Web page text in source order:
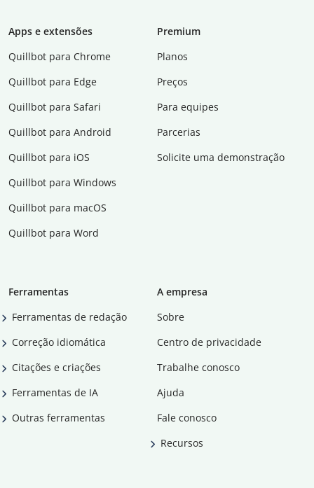
Apps e extensões
Quillbot para Chrome
Quillbot para Edge
Quillbot para Safari
Quillbot para Android
Quillbot para iOS
Quillbot para Windows
Quillbot para macOS
Quillbot para Word
Premium
Planos
Preços
Para equipes
Parcerias
Solicite uma demonstração
Ferramentas
Ferramentas de redação
Correção idiomática
Citações e criações
Ferramentas de IA
Outras ferramentas
A empresa
Sobre
Centro de privacidade
Trabalhe conosco
Ajuda
Fale conosco
Recursos